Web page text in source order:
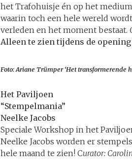
het Trafohuisje én op het
waarin toch een hele wereld
verleden en het moment bestaat.
Alleen te zien tijdens de
Foto: Ariane Trümper ‘Het transformerende
Het Paviljoen
“Stempelmania”
Neelke Jacobs
Speciale Workshop in het
Neelke Jacobs worden er
hele maand te zien! Curator: